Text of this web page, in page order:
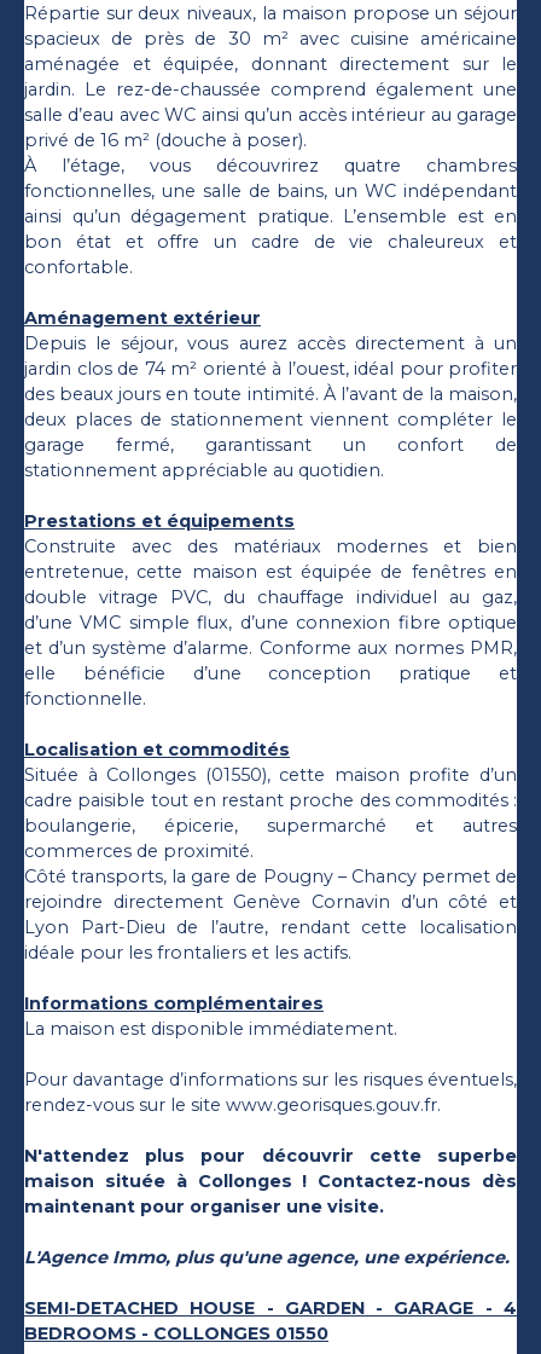
Répartie sur deux niveaux, la maison propose un séjour
spacieux de près de 30 m² avec cuisine américaine
aménagée et équipée, donnant directement sur le
jardin. Le rez-de-chaussée comprend également une
salle d’eau avec WC ainsi qu’un accès intérieur au garage
privé de 16 m² (douche à poser).
À l’étage, vous découvrirez quatre chambres
fonctionnelles, une salle de bains, un WC indépendant
ainsi qu’un dégagement pratique. L’ensemble est en
bon état et offre un cadre de vie chaleureux et
confortable.
Aménagement extérieur
Depuis le séjour, vous aurez accès directement à un
jardin clos de 74 m² orienté à l’ouest, idéal pour profiter
des beaux jours en toute intimité. À l’avant de la maison,
deux places de stationnement viennent compléter le
garage fermé, garantissant un confort de
stationnement appréciable au quotidien.
Prestations et équipements
Construite avec des matériaux modernes et bien
entretenue, cette maison est équipée de fenêtres en
double vitrage PVC, du chauffage individuel au gaz,
d’une VMC simple flux, d’une connexion fibre optique
et d’un système d’alarme. Conforme aux normes PMR,
elle bénéficie d’une conception pratique et
fonctionnelle.
Localisation et commodités
Située à Collonges (01550), cette maison profite d’un
cadre paisible tout en restant proche des commodités :
boulangerie, épicerie, supermarché et autres
commerces de proximité.
Côté transports, la gare de Pougny – Chancy permet de
rejoindre directement Genève Cornavin d’un côté et
Lyon Part-Dieu de l’autre, rendant cette localisation
idéale pour les frontaliers et les actifs.
Informations complémentaires
La maison est disponible immédiatement.
Pour davantage d’informations sur les risques éventuels,
rendez-vous sur le site www.georisques.gouv.fr.
N'attendez plus pour découvrir cette superbe
maison située à Collonges ! Contactez-nous dès
maintenant pour organiser une visite.
L'Agence Immo, plus qu'une agence, une expérience.
SEMI-DETACHED HOUSE - GARDEN - GARAGE - 4
BEDROOMS - COLLONGES 01550